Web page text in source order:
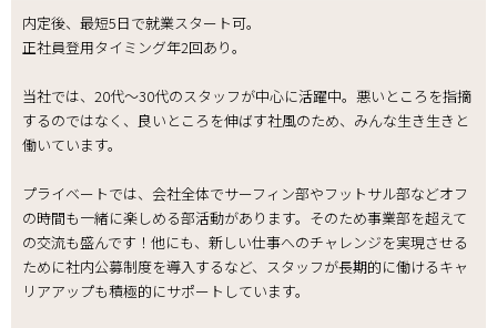
内定後、最短5日で就業スタート可。
正社員登用タイミング年2回あり。
当社では、20代～30代のスタッフが中心に活躍中。悪いところを指摘
するのではなく、良いところを伸ばす社風のため、みんな生き生きと
働いています。
プライベートでは、会社全体でサーフィン部やフットサル部などオフ
の時間も一緒に楽しめる部活動があります。そのため事業部を超えて
の交流も盛んです！他にも、新しい仕事へのチャレンジを実現させる
ために社内公募制度を導入するなど、スタッフが長期的に働けるキャ
リアアップも積極的にサポートしています。